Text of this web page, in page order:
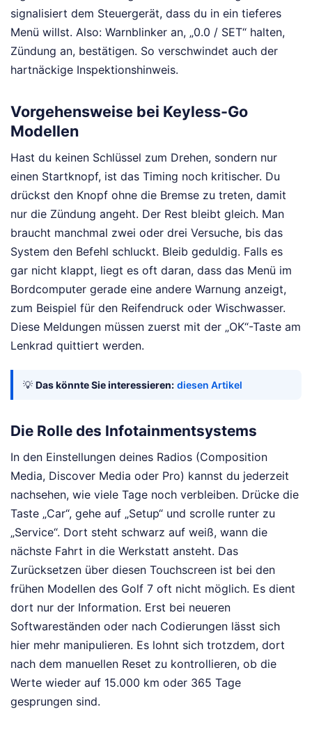
signalisiert dem Steuergerät, dass du in ein tieferes
Menü willst. Also: Warnblinker an, „0.0 / SET“ halten,
Zündung an, bestätigen. So verschwindet auch der
hartnäckige Inspektionshinweis.
Vorgehensweise bei Keyless-Go
Modellen
Hast du keinen Schlüssel zum Drehen, sondern nur
einen Startknopf, ist das Timing noch kritischer. Du
drückst den Knopf ohne die Bremse zu treten, damit
nur die Zündung angeht. Der Rest bleibt gleich. Man
braucht manchmal zwei oder drei Versuche, bis das
System den Befehl schluckt. Bleib geduldig. Falls es
gar nicht klappt, liegt es oft daran, dass das Menü im
Bordcomputer gerade eine andere Warnung anzeigt,
zum Beispiel für den Reifendruck oder Wischwasser.
Diese Meldungen müssen zuerst mit der „OK“-Taste am
Lenkrad quittiert werden.
💡 Das könnte Sie interessieren: diesen Artikel
Die Rolle des Infotainmentsystems
In den Einstellungen deines Radios (Composition
Media, Discover Media oder Pro) kannst du jederzeit
nachsehen, wie viele Tage noch verbleiben. Drücke die
Taste „Car“, gehe auf „Setup“ und scrolle runter zu
„Service“. Dort steht schwarz auf weiß, wann die
nächste Fahrt in die Werkstatt ansteht. Das
Zurücksetzen über diesen Touchscreen ist bei den
frühen Modellen des Golf 7 oft nicht möglich. Es dient
dort nur der Information. Erst bei neueren
Softwareständen oder nach Codierungen lässt sich
hier mehr manipulieren. Es lohnt sich trotzdem, dort
nach dem manuellen Reset zu kontrollieren, ob die
Werte wieder auf 15.000 km oder 365 Tage
gesprungen sind.